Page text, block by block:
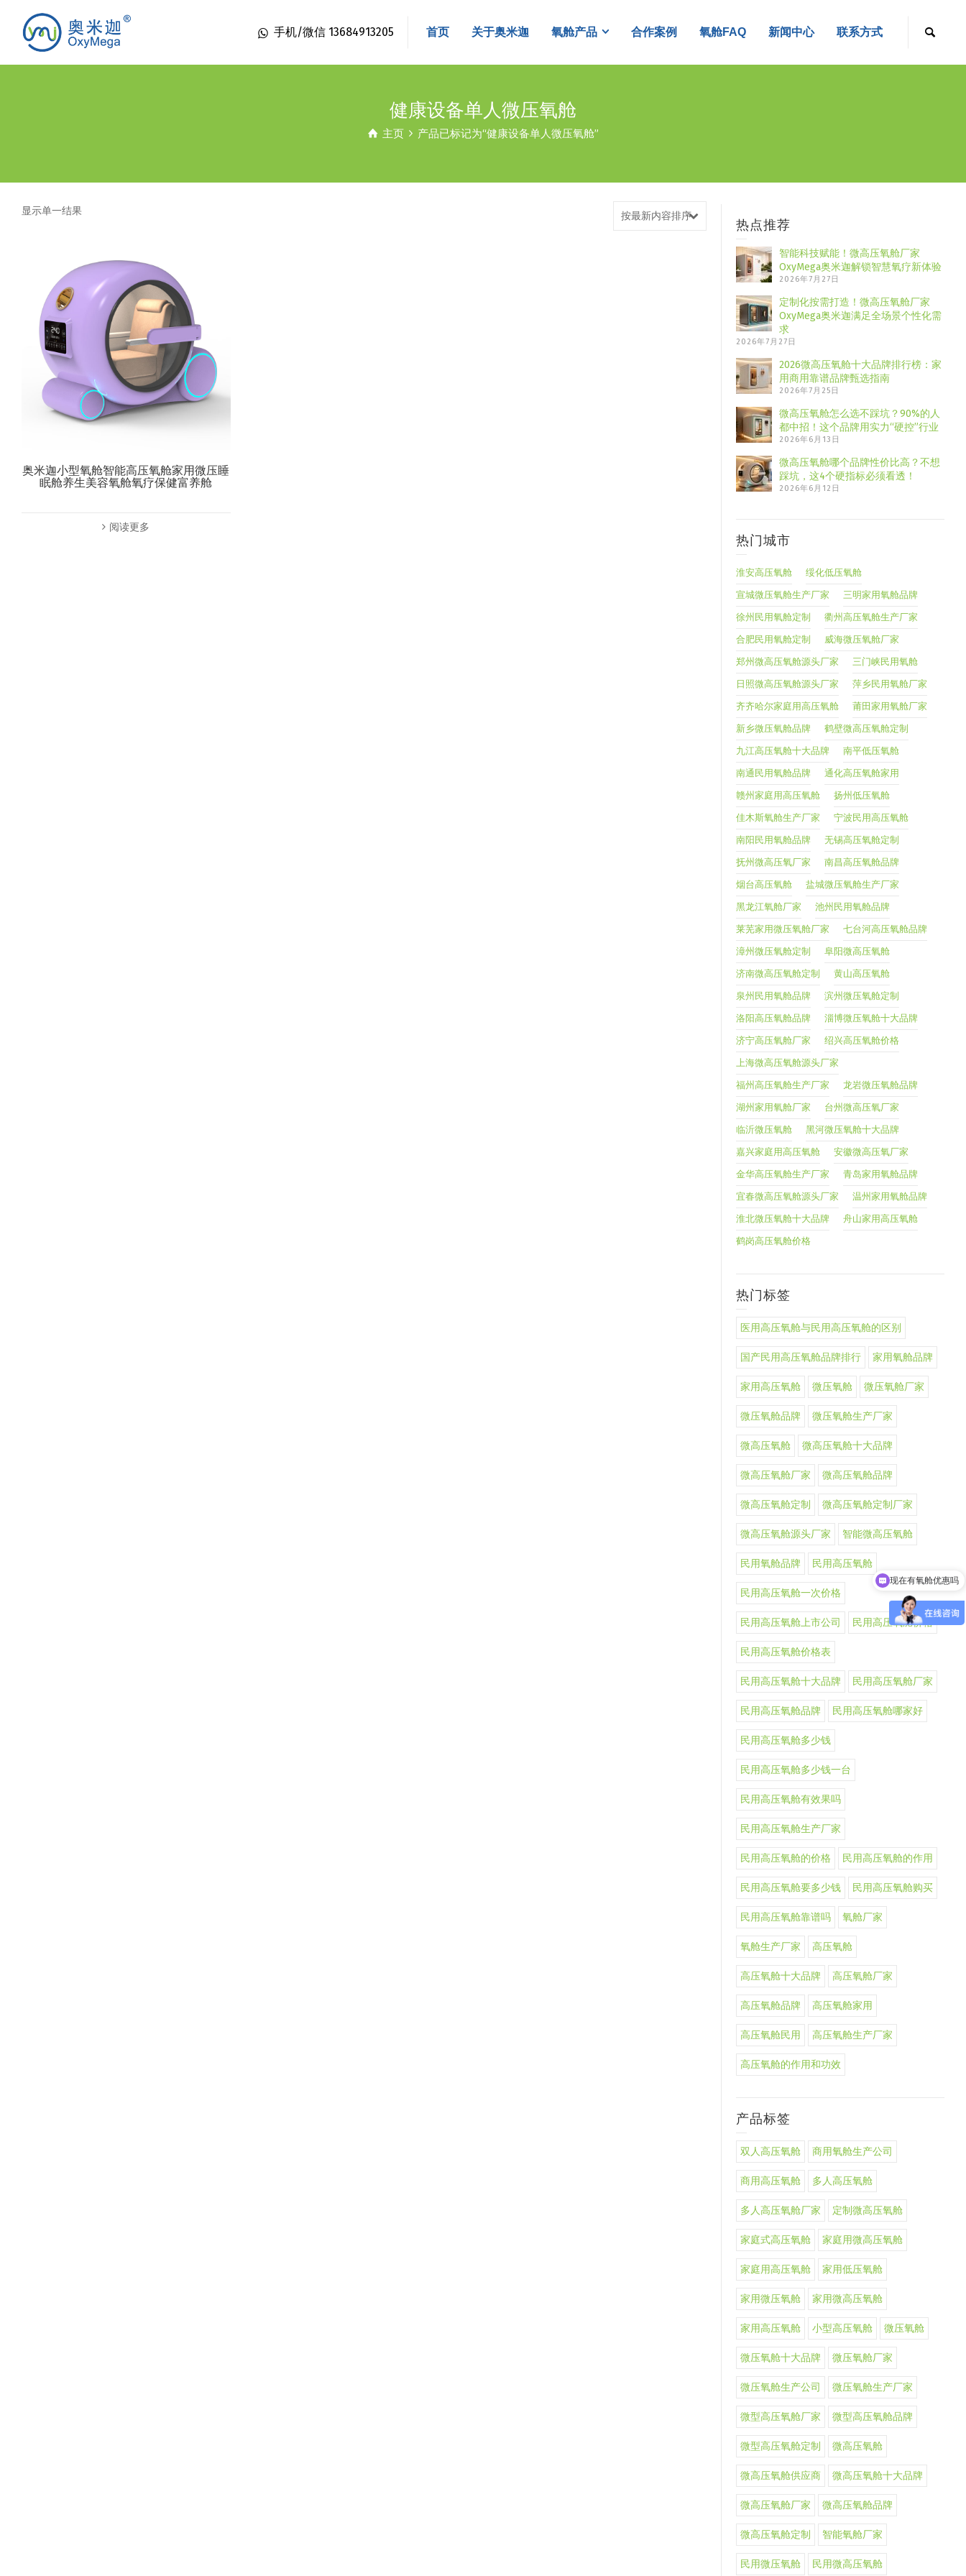
手机/微信 13684913205 首页 关于奥米迦 氧舱产品 合作案例 氧舱FAQ 新闻中心 联系方式
健康设备单人微压氧舱
主页 产品已标记为“健康设备单人微压氧舱”
显示单一结果 按最新内容排序
奥米迦小型氧舱智能高压氧舱家用微压睡
眠舱养生美容氧舱氧疗保健富养舱
阅读更多
热点推荐
智能科技赋能！微高压氧舱厂家
OxyMega奥米迦解锁智慧氧疗新体验
2026年7月27日
定制化按需打造！微高压氧舱厂家
OxyMega奥米迦满足全场景个性化需
求
2026年7月27日
2026微高压氧舱十大品牌排行榜：家
用商用靠谱品牌甄选指南
2026年7月25日
微高压氧舱怎么选不踩坑？90%的人
都中招！这个品牌用实力“硬控”行业
2026年6月13日
微高压氧舱哪个品牌性价比高？不想
踩坑，这4个硬指标必须看透！
2026年6月12日
热门城市
淮安高压氧舱 绥化低压氧舱
宣城微压氧舱生产厂家 三明家用氧舱品牌
徐州民用氧舱定制 衢州高压氧舱生产厂家
合肥民用氧舱定制 威海微压氧舱厂家
郑州微高压氧舱源头厂家 三门峡民用氧舱
日照微高压氧舱源头厂家 萍乡民用氧舱厂家
齐齐哈尔家庭用高压氧舱 莆田家用氧舱厂家
新乡微压氧舱品牌 鹤壁微高压氧舱定制
九江高压氧舱十大品牌 南平低压氧舱
南通民用氧舱品牌 通化高压氧舱家用
赣州家庭用高压氧舱 扬州低压氧舱
佳木斯氧舱生产厂家 宁波民用高压氧舱
南阳民用氧舱品牌 无锡高压氧舱定制
抚州微高压氧厂家 南昌高压氧舱品牌
烟台高压氧舱 盐城微压氧舱生产厂家
黑龙江氧舱厂家 池州民用氧舱品牌
莱芜家用微压氧舱厂家 七台河高压氧舱品牌
漳州微压氧舱定制 阜阳微高压氧舱
济南微高压氧舱定制 黄山高压氧舱
泉州民用氧舱品牌 滨州微压氧舱定制
洛阳高压氧舱品牌 淄博微压氧舱十大品牌
济宁高压氧舱厂家 绍兴高压氧舱价格
上海微高压氧舱源头厂家
福州高压氧舱生产厂家 龙岩微压氧舱品牌
湖州家用氧舱厂家 台州微高压氧厂家
临沂微压氧舱 黑河微压氧舱十大品牌
嘉兴家庭用高压氧舱 安徽微高压氧厂家
金华高压氧舱生产厂家 青岛家用氧舱品牌
宜春微高压氧舱源头厂家 温州家用氧舱品牌
淮北微压氧舱十大品牌 舟山家用高压氧舱
鹤岗高压氧舱价格
热门标签
医用高压氧舱与民用高压氧舱的区别
国产民用高压氧舱品牌排行 家用氧舱品牌
家用高压氧舱 微压氧舱 微压氧舱厂家
微压氧舱品牌 微压氧舱生产厂家
微高压氧舱 微高压氧舱十大品牌
微高压氧舱厂家 微高压氧舱品牌
微高压氧舱定制 微高压氧舱定制厂家
微高压氧舱源头厂家 智能微高压氧舱
民用氧舱品牌 民用高压氧舱
民用高压氧舱一次价格
民用高压氧舱上市公司 民用高压氧舱价格
民用高压氧舱价格表
民用高压氧舱十大品牌 民用高压氧舱厂家
民用高压氧舱品牌 民用高压氧舱哪家好
民用高压氧舱多少钱
民用高压氧舱多少钱一台
民用高压氧舱有效果吗
民用高压氧舱生产厂家
民用高压氧舱的价格 民用高压氧舱的作用
民用高压氧舱要多少钱 民用高压氧舱购买
民用高压氧舱靠谱吗 氧舱厂家
氧舱生产厂家 高压氧舱
高压氧舱十大品牌 高压氧舱厂家
高压氧舱品牌 高压氧舱家用
高压氧舱民用 高压氧舱生产厂家
高压氧舱的作用和功效
产品标签
双人高压氧舱 商用氧舱生产公司
商用高压氧舱 多人高压氧舱
多人高压氧舱厂家 定制微高压氧舱
家庭式高压氧舱 家庭用微高压氧舱
家庭用高压氧舱 家用低压氧舱
家用微压氧舱 家用微高压氧舱
家用高压氧舱 小型高压氧舱 微压氧舱
微压氧舱十大品牌 微压氧舱厂家
微压氧舱生产公司 微压氧舱生产厂家
微型高压氧舱厂家 微型高压氧舱品牌
微型高压氧舱定制 微高压氧舱
微高压氧舱供应商 微高压氧舱十大品牌
微高压氧舱厂家 微高压氧舱品牌
微高压氧舱定制 智能氧舱厂家
民用微压氧舱 民用微高压氧舱
现在有氧舱优惠吗